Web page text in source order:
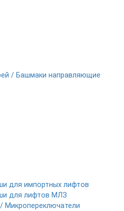
/ Башмаки направляющие
для импортных лифтов
для лифтов МЛЗ
Микропереключатели